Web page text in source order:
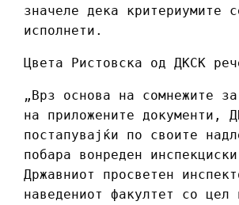
значеле дека критериумите
исполнети.
Цвета Ристовска од ДКСК
„Врз основа на сомнежите
на приложените документи,
постапувајќи по своите
побара вонреден
Државниот просветен
наведениот факултет со цел